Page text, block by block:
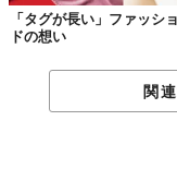
「タグが長い」ファッシ
ドの想い
関